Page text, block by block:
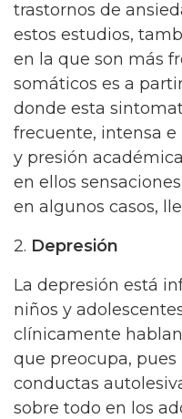
trastornos de
estos estudios,
en la que son más
somáticos es a
donde esta
frecuente, intensa
y presión
en ellos
en algunos casos,
2. Depresión
La depresión está
niños y
clínicamente
que preocupa, pues
conductas
sobre todo en los